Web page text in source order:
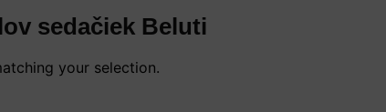
sedačiek Beluti
your selection.